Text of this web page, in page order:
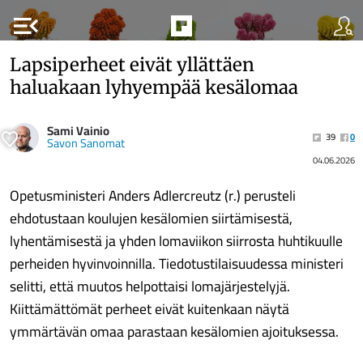
menu_open
Lapsiperheet eivät yllättäen
haluakaan lyhyempää kesälomaa
Sami Vainio
Savon Sanomat 39
0
04.06.2026
Opetusministeri Anders Adlercreutz (r.) perusteli
ehdotustaan koulujen kesälomien siirtämisestä,
lyhentämisestä ja yhden lomaviikon siirrosta huhtikuulle
perheiden hyvinvoinnilla. Tiedotustilaisuudessa ministeri
selitti, että muutos helpottaisi lomajärjestelyjä.
Kiittämättömät perheet eivät kuitenkaan näytä
ymmärtävän omaa parastaan kesälomien ajoituksessa.